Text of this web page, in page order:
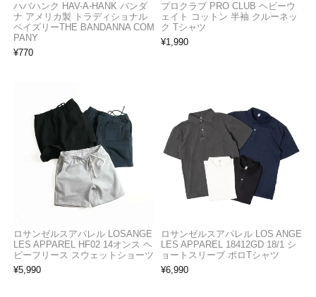
ハバハンク HAV-A-HANK バンダ
ナ アメリカ製 トラディショナル
ペイズリーTHE BANDANNA COM
PANY
¥770
プロクラブ PRO CLUB ヘビーウ
ェイト コットン 半袖 クルーネッ
ク Tシャツ
¥1,990
ロサンゼルスアパレル LOSANGE
LES APPAREL HF02 14オンス ヘ
ビーフリース スウェットショーツ
¥5,990
ロサンゼルスアパレル LOS ANGE
LES APPAREL 18412GD 18/1 シ
ョートスリーブ ポロTシャツ
¥6,990